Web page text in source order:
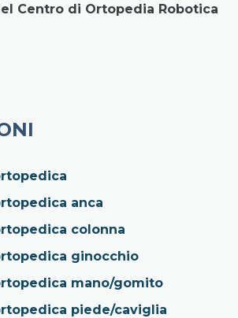
Centro di Ortopedia Robotica
anca
colonna
ginocchio
mano/gomito
piede/caviglia